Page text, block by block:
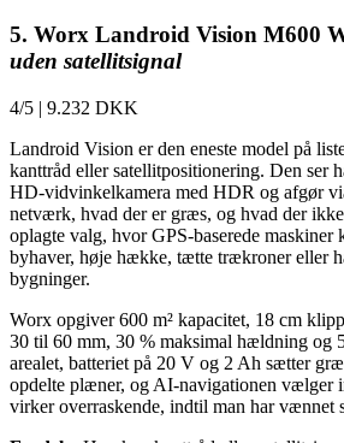
5. Worx Landroid Vision M600
uden satellitsignal
4/5 | 9.232 DKK
Landroid Vision er den eneste model på
kanttråd eller satellitpositionering. Den ser
HD-vidvinkelkamera med HDR og afgør
netværk, hvad der er græs, og hvad der
oplagte valg, hvor GPS-baserede
byhaver, høje hække, tætte trækroner eller
bygninger.
Worx opgiver 600 m² kapacitet, 18 cm
30 til 60 mm, 30 % maksimal hældning og
arealet, batteriet på 20 V og 2 Ah sætter
opdelte plæner, og AI-navigationen vælger
virker overraskende, indtil man har vænnet